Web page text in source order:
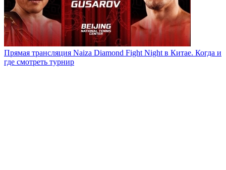
Прямая трансляция Naiza Diamond Fight Night в Китае. Когда и
где смотреть турнир